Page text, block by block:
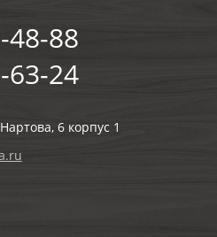
48-88
63-24
6 корпус 1